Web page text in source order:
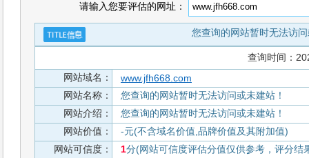
请输入您要评估的网址：
您查询的网站暂时无法访
查询时间：
网站域名：
www.jfh668.com
网站名称：
您查询的网站暂时无法访问或未建站！
网站介绍：
您查询的网站暂时无法访问或未建站！
网站价值：
-元(不含域名价值,品牌价值及其附加值)
网站可信度：
1分(网站可信度评估分值仅供参考，评分结